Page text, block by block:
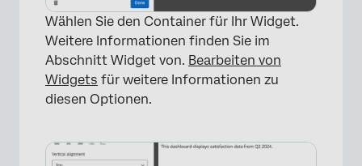
Wählen Sie den Container für Ihr Widget.
Weitere Informationen finden Sie im
Abschnitt Widget von. Bearbeiten von
Widgets für weitere Informationen zu
diesen Optionen.